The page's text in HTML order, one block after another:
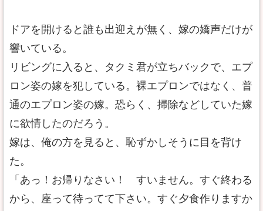
ドアを開けると誰も出迎えが無く、嫁の嬌声だけが
響いている。
リビングに入ると、タクミ君が立ちバックで、エプ
ロン姿の嫁を犯している。裸エプロンではなく、普
通のエプロン姿の嫁。恐らく、掃除などしていた嫁
に欲情したのだろう。
嫁は、俺の方を見ると、恥ずかしそうに目を背け
た。
「あっ！お帰りなさい！ すいません。すぐ終わる
から、座って待ってて下さい。すぐ夕食作りますか